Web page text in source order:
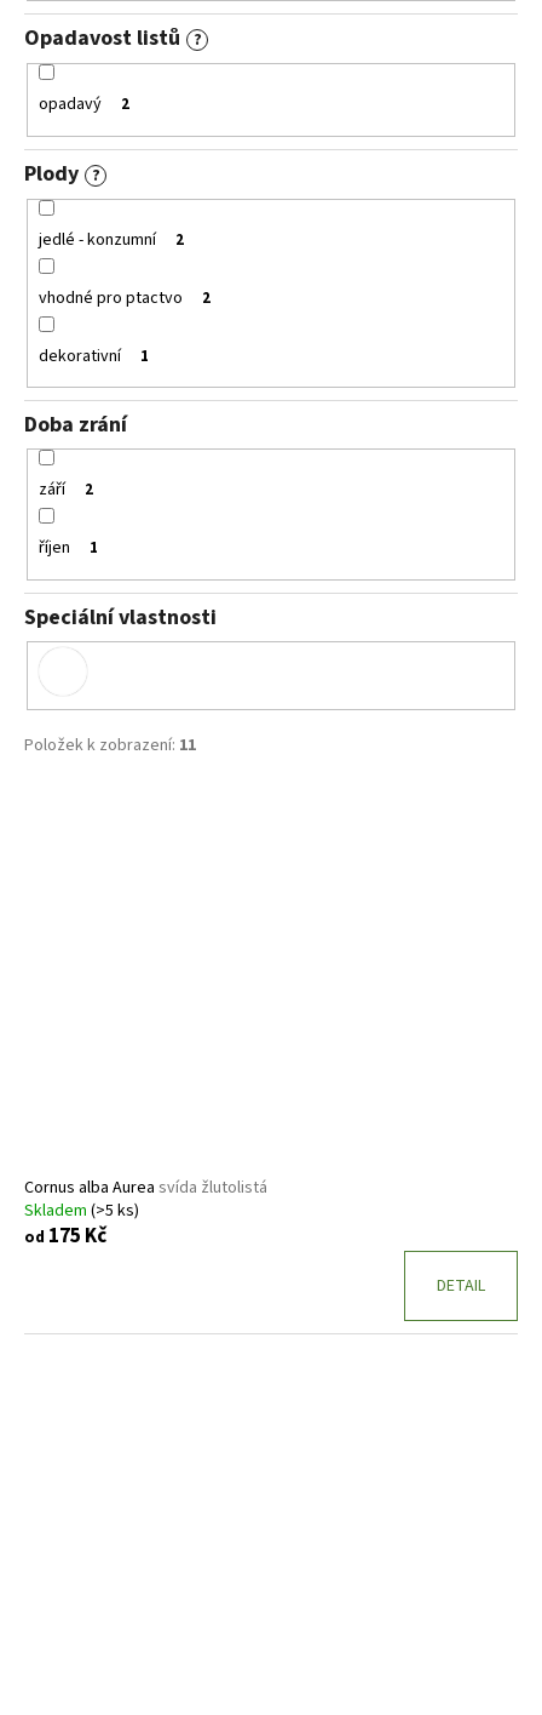
Opadavost listů ?
opadavý 2
Plody ?
jedlé - konzumní 2
vhodné pro ptactvo 2
dekorativní 1
Doba zrání
září 2
říjen 1
Speciální vlastnosti
Položek k zobrazení: 11
ů
Cornus alba Aurea svída žlutolistá
Skladem (>5 ks)
od 175 Kč
DETAIL